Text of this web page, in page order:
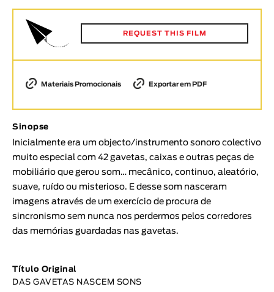
Animar
DURAÇÃO
< / >
GÉNERO
Ficção
Animação
Documentário
TÓPICOS
Tópicos selecionados
REQUEST THIS FILM
Materiais Promocionais Exportar em PDF
Sinopse
Inicialmente era um objecto/instrumento sonoro colectivo
muito especial com 42 gavetas, caixas e outras peças de
mobiliário que gerou som… mecânico, continuo, aleatório,
suave, ruído ou misterioso. E desse som nasceram
imagens através de um exercício de procura de
sincronismo sem nunca nos perdermos pelos corredores
das memórias guardadas nas gavetas.
Título Original
DAS GAVETAS NASCEM SONS